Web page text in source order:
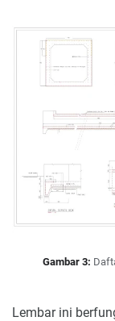
Gambar 3:
Lembar ini